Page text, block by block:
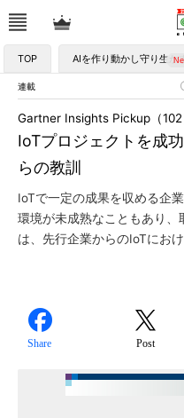
TOP AIを作り動かし守り生か
連載
IoTプロジェクトを成
らの教訓
Gartner Insights Pickup（102
IoTで一定の成果を収める企
環境が未成熟なこともあり
は、先行企業からのIoTにお
Share Post